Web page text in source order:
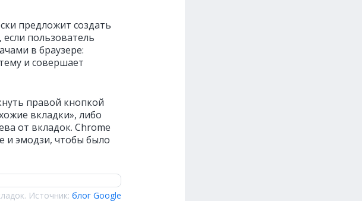
предложит создать
пользователь
в браузере:
и совершает
правой кнопкой
вкладки», либо
от вкладок. Chrome
и эмодзи, чтобы было
Источник: блог Google